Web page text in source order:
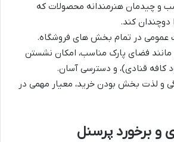
و چیدمان هنرمندانه محصولات که
دوچندان کند.
عمومی در تمام بخش های فروشگاه.
مانند فضای پارک مناسب، امکان نشستن
کافه قنادی)، و دسترسی آسان.
و لذت بخش بودن خرید، معیار مهمی در
برخورد پرسنل